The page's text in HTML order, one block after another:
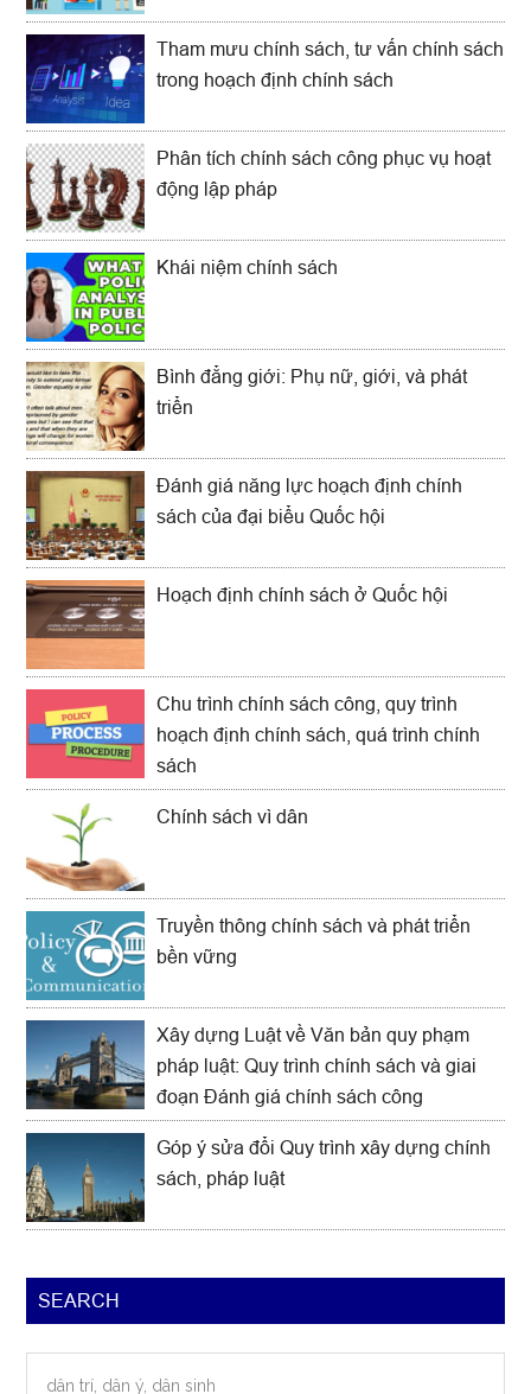
Tham mưu chính sách, tư vấn chính sách
trong hoạch định chính sách
Phân tích chính sách công phục vụ hoạt
động lập pháp
Khái niệm chính sách
Bình đẳng giới: Phụ nữ, giới, và phát
triển
Đánh giá năng lực hoạch định chính
sách của đại biểu Quốc hội
Hoạch định chính sách ở Quốc hội
Chu trình chính sách công, quy trình
hoạch định chính sách, quá trình chính
sách
Chính sách vì dân
Truyền thông chính sách và phát triển
bền vững
Xây dựng Luật về Văn bản quy phạm
pháp luật: Quy trình chính sách và giai
đoạn Đánh giá chính sách công
Góp ý sửa đổi Quy trình xây dựng chính
sách, pháp luật
SEARCH